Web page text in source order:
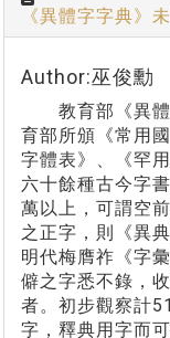
《異體字字典》
Author:巫俊勳
教育部《異體
育部所頒《常用
字體表》、《罕
六十餘種古今字
萬以上，可謂空
之正字，則《異
明代梅膺祚《字
僻之字悉不錄，
者。初步觀察計
字，釋典用字而